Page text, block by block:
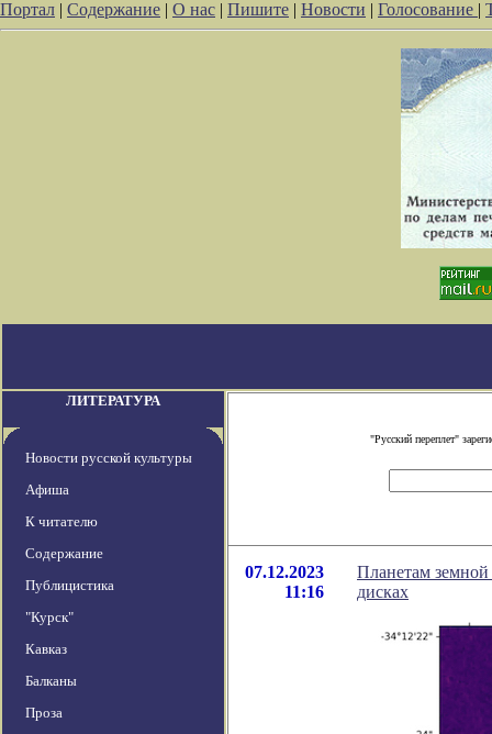
Портал | Содержание | О нас | Пишите | Новости | Голосование |
ЛИТЕРАТУРА
Новости русской культуры
Афиша
К читателю
Содержание
Публицистика
"Курск"
Кавказ
Балканы
Проза
"Русский переплет"
07.12.2023
11:16
Планетам
дисках